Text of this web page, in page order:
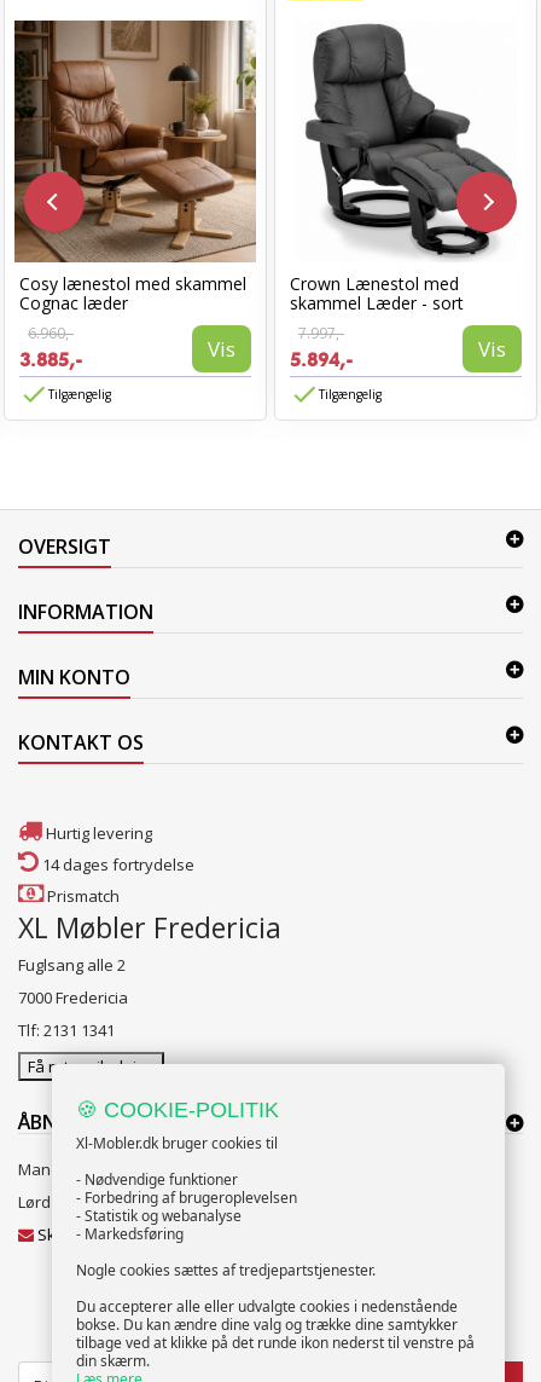
Cosy lænestol med skammel
Cognac læder
6.960,-
3.885,- Vis
Tilgængelig
Crown Lænestol med
skammel Læder - sort
7.997,-
5.894,- Vis
Tilgængelig
OVERSIGT
INFORMATION
MIN KONTO
KONTAKT OS
Hurtig levering
14 dages fortrydelse
Prismatch
XL Møbler Fredericia
Fuglsang alle 2
7000 Fredericia
Tlf: 2131 1341
Få rutevejledning
ÅBNINGSTIDER:
Mandag til Fredag 10:00 til 18:00
Lørdag og Søndag 10:00 til 16:00
Skriv til vores kundeservice
NYHEDSBREV
🍪 COOKIE-POLITIK
Xl-Mobler.dk bruger cookies til
- Nødvendige funktioner
- Forbedring af brugeroplevelsen
- Statistik og webanalyse
- Markedsføring
Nogle cookies sættes af tredjepartstjenester.
Du accepterer alle eller udvalgte cookies i nedenstående
bokse. Du kan ændre dine valg og trække dine samtykker
tilbage ved at klikke på det runde ikon nederst til venstre på
din skærm.